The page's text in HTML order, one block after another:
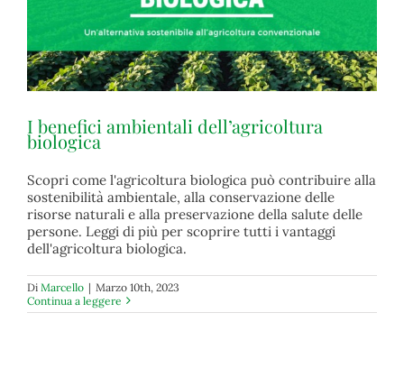
I benefici ambientali dell’agricoltura biologica
biologico
I benefici ambientali dell’agricoltura
biologica
Scopri come l'agricoltura biologica può contribuire alla
sostenibilità ambientale, alla conservazione delle
risorse naturali e alla preservazione della salute delle
persone. Leggi di più per scoprire tutti i vantaggi
dell'agricoltura biologica.
Di Marcello | Marzo 10th, 2023
Continua a leggere